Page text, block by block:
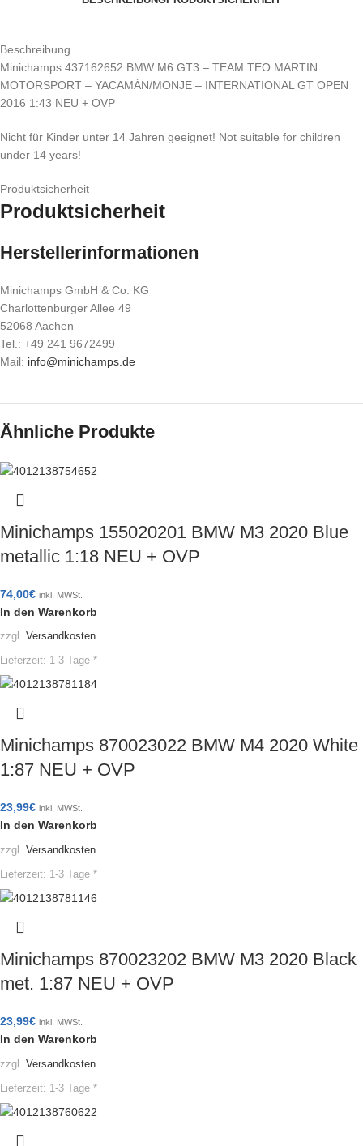
Beschreibung
Minichamps 437162652 BMW M6 GT3 – TEAM TEO MARTIN
MOTORSPORT – YACAMÁN/MONJE – INTERNATIONAL GT OPEN
2016 1:43 NEU + OVP
Nicht für Kinder unter 14 Jahren geeignet! Not suitable for children
under 14 years!
Produktsicherheit
Produktsicherheit
Herstellerinformationen
Minichamps GmbH & Co. KG
Charlottenburger Allee 49
52068 Aachen
Tel.: +49 241 9672499
Mail: info@minichamps.de
Ähnliche Produkte
Minichamps 155020201 BMW M3 2020 Blue
metallic 1:18 NEU + OVP
74,00€ inkl. MWSt.
In den Warenkorb
zzgl. Versandkosten
Lieferzeit: 1-3 Tage *
Minichamps 870023022 BMW M4 2020 White
1:87 NEU + OVP
23,99€ inkl. MWSt.
In den Warenkorb
zzgl. Versandkosten
Lieferzeit: 1-3 Tage *
Minichamps 870023202 BMW M3 2020 Black
met. 1:87 NEU + OVP
23,99€ inkl. MWSt.
In den Warenkorb
zzgl. Versandkosten
Lieferzeit: 1-3 Tage *